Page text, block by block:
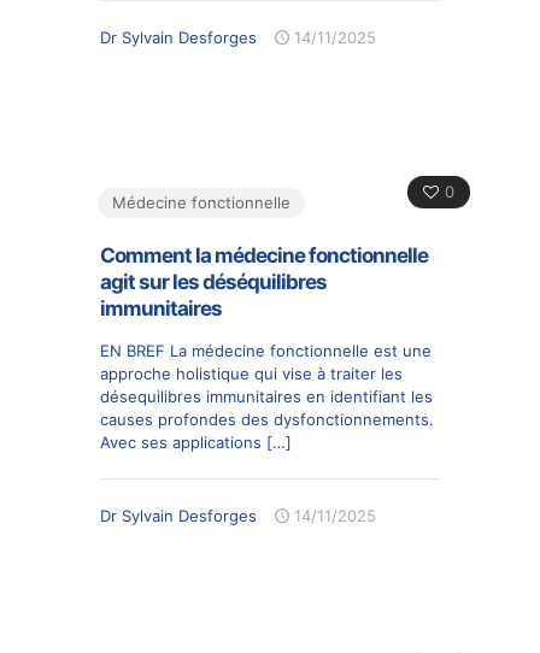
Dr Sylvain Desforges 14/11/2025
0
Médecine fonctionnelle
Comment la médecine fonctionnelle
agit sur les déséquilibres
immunitaires
EN BREF La médecine fonctionnelle est une
approche holistique qui vise à traiter les
désequilibres immunitaires en identifiant les
causes profondes des dysfonctionnements.
Avec ses applications […]
Dr Sylvain Desforges 14/11/2025